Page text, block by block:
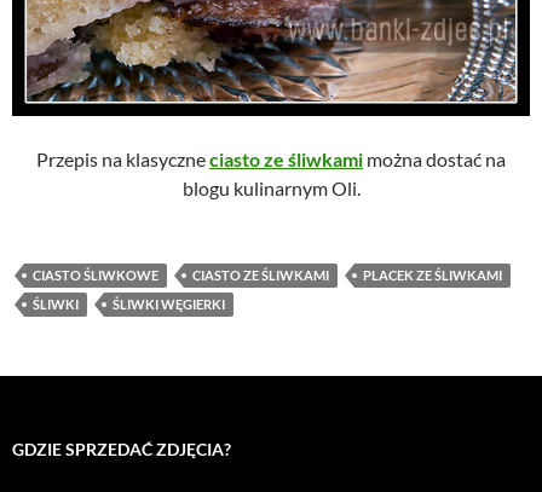
Przepis na klasyczneciasto ze śliwkami można dostać na
blogu kulinarnym Oli.
CIASTO ŚLIWKOWE CIASTO ZE ŚLIWKAMI
PLACEK ZE ŚLIWKAMI
ŚLIWKI
ŚLIWKI WĘGIERKI
GDZIE SPRZEDAĆ ZDJĘCIA?